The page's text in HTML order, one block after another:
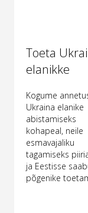
Toeta
elanikke
Kogume
Ukraina elanike
abistamiseks
kohapeal, neile
esmavajaliku
tagamiseks
ja Eestisse
põgenike